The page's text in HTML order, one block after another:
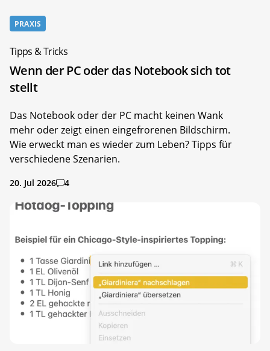
PRAXIS
Tipps & Tricks
Wenn der PC oder das Notebook sich tot
stellt
Das Notebook oder der PC macht keinen Wank
mehr oder zeigt einen eingefrorenen Bildschirm.
Wie erweckt man es wieder zum Leben? Tipps für
verschiedene Szenarien.
20. Jul 2026 4